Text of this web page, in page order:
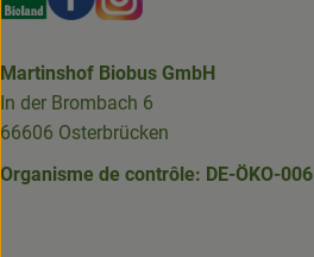
Martinshof Biobus GmbH
In der Brombach 6
66606 Osterbrücken
Organisme de contrôle: DE-ÖKO-006